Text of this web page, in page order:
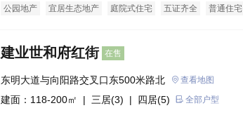
公园地产 宜居生态地产 庭院式住宅 五证齐全 普通住宅
建业世和府红街 在售
东明大道与向阳路交叉口东500米路北 查看地图
建面：118-200㎡ | 三居(3) | 四居(5) 全部户型